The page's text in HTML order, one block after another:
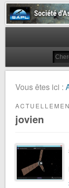
Société
Vous êtes ici :
jovien